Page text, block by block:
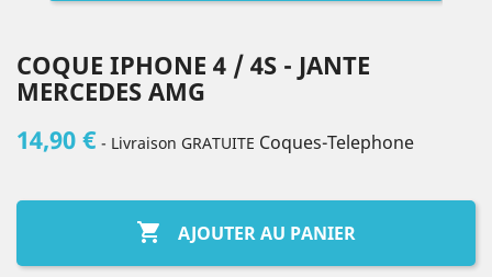
COQUE IPHONE 4 / 4S - JANTE
MERCEDES AMG
14,90 € - Livraison GRATUITE Coques-Telephone
 AJOUTER AU PANIER